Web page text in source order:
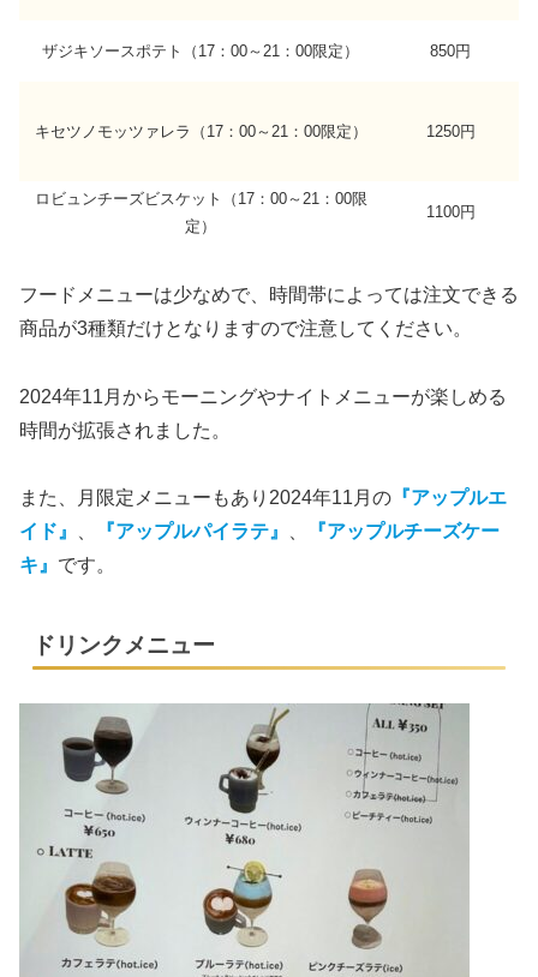
ザジキソースポテト（17：00～21：00限定） 850円
キセツノモッツァレラ（17：00～21：00限定） 1250円
ロビュンチーズビスケット（17：00～21：00限
定）
1100円
フードメニューは少なめで、時間帯によっては注文できる
商品が3種類だけとなりますので注意してください。
2024年11月からモーニングやナイトメニューが楽しめる
時間が拡張されました。
また、月限定メニューもあり2024年11月の 『アップルエ
イド』
『アップルパイラテ』
『アップルチーズケー
キ』 です。
ドリンクメニュー